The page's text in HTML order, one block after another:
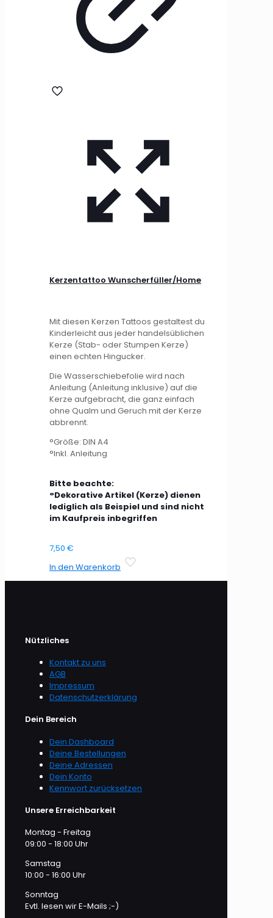
Kerzentattoo Wunscherfüller/Home
Mit diesen Kerzen Tattoos gestaltest du
Kinderleicht aus jeder handelsüblichen
Kerze (Stab- oder Stumpen Kerze)
einen echten Hingucker.
Die Wasserschiebefolie wird nach
Anleitung (Anleitung inklusive) auf die
Kerze aufgebracht, die ganz einfach
ohne Qualm und Geruch mit der Kerze
abbrennt.
°Größe: DIN A4
°Inkl. Anleitung
Bitte beachte:
°Dekorative Artikel (Kerze) dienen
lediglich als Beispiel und sind nicht
im Kaufpreis inbegriffen
7,50 €
In den Warenkorb
Nützliches
Kontakt zu uns
AGB
Impressum
Datenschutzerklärung
Dein Bereich
Dein Dashboard
Deine Bestellungen
Deine Adressen
Dein Konto
Kennwort zurücksetzen
Unsere Erreichbarkeit
Montag - Freitag
09:00 - 18:00 Uhr
Samstag
10:00 - 16:00 Uhr
Sonntag
Evtl. lesen wir E-Mails ;-)